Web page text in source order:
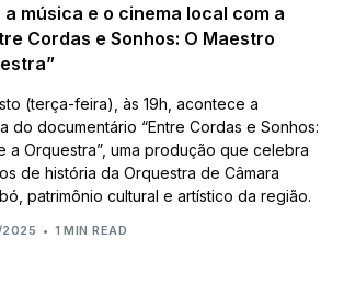
música e o cinema local com a
Cordas e Sonhos: O Maestro
(terça-feira), às 19h, acontece a
do documentário “Entre Cordas e Sonhos:
a Orquestra”, uma produção que celebra
de história da Orquestra de Câmara
patrimônio cultural e artístico da região.
1 MIN READ